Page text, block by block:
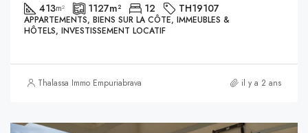
413m² 1127m² 12 TH19107
APPARTEMENTS, BIENS SUR LA CÔTE, IMMEUBLES &
HÔTELS, INVESTISSEMENT LOCATIF
Thalassa Immo Empuriabrava il y a 2 ans